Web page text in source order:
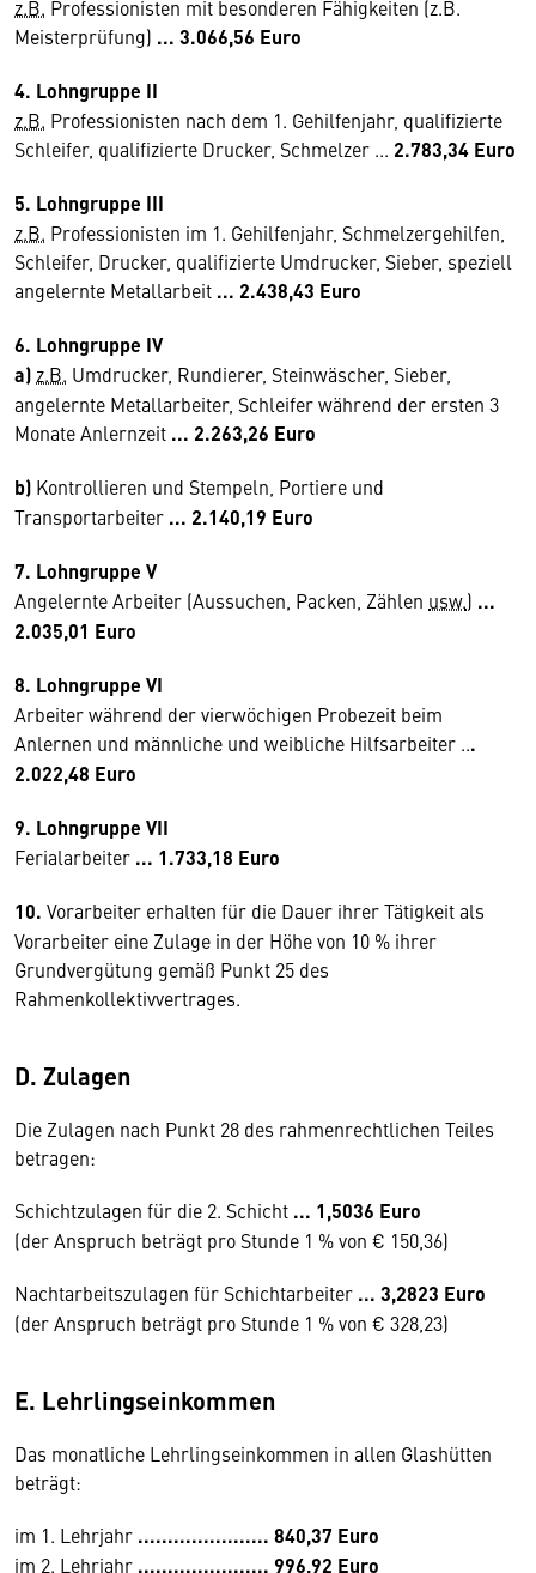
z.B. Professionisten mit besonderen Fähigkeiten (z.B.
Meisterprüfung) ... 3.066,56 Euro
4. Lohngruppe II
z.B. Professionisten nach dem 1. Gehilfenjahr, qualifizierte
Schleifer, qualifizierte Drucker, Schmelzer ... 2.783,34 Euro
5. Lohngruppe III
z.B. Professionisten im 1. Gehilfenjahr, Schmelzergehilfen,
Schleifer, Drucker, qualifizierte Umdrucker, Sieber, speziell
angelernte Metallarbeit ... 2.438,43 Euro
6. Lohngruppe IV
a) z.B. Umdrucker, Rundierer, Steinwäscher, Sieber,
angelernte Metallarbeiter, Schleifer während der ersten 3
Monate Anlernzeit ... 2.263,26 Euro
b) Kontrollieren und Stempeln, Portiere und
Transportarbeiter ... 2.140,19 Euro
7. Lohngruppe V
Angelernte Arbeiter (Aussuchen, Packen, Zählen usw.) ...
2.035,01 Euro
8. Lohngruppe VI
Arbeiter während der vierwöchigen Probezeit beim
Anlernen und männliche und weibliche Hilfsarbeiter ...
2.022,48 Euro
9. Lohngruppe VII
Ferialarbeiter ... 1.733,18 Euro
10. Vorarbeiter erhalten für die Dauer ihrer Tätigkeit als
Vorarbeiter eine Zulage in der Höhe von 10 % ihrer
Grundvergütung gemäß Punkt 25 des
Rahmenkollektivvertrages.
D. Zulagen
Die Zulagen nach Punkt 28 des rahmenrechtlichen Teiles
betragen:
Schichtzulagen für die 2. Schicht ... 1,5036 Euro
(der Anspruch beträgt pro Stunde 1 % von € 150,36)
Nachtarbeitszulagen für Schichtarbeiter ... 3,2823 Euro
(der Anspruch beträgt pro Stunde 1 % von € 328,23)
E. Lehrlingseinkommen
Das monatliche Lehrlingseinkommen in allen Glashütten
beträgt:
im 1. Lehrjahr ...................... 840,37 Euro
im 2. Lehrjahr ...................... 996,92 Euro